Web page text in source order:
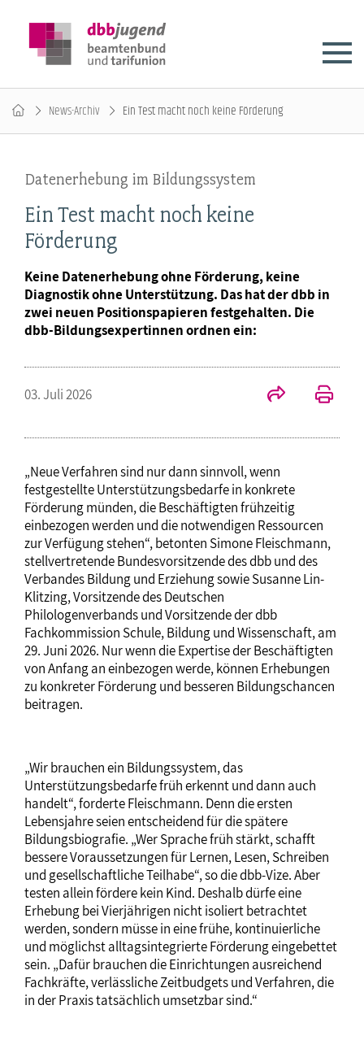
News-Archiv Ein Test macht noch keine Förderung
Datenerhebung im Bildungssystem
Ein Test macht noch keine
Förderung
Keine Datenerhebung ohne Förderung, keine
Diagnostik ohne Unterstützung. Das hat der dbb in
zwei neuen Positionspapieren festgehalten. Die
dbb-Bildungsexpertinnen ordnen ein:
03. Juli 2026
„Neue Verfahren sind nur dann sinnvoll, wenn
festgestellte Unterstützungsbedarfe in konkrete
Förderung münden, die Beschäftigten frühzeitig
einbezogen werden und die notwendigen Ressourcen
zur Verfügung stehen“, betonten Simone Fleischmann,
stellvertretende Bundesvorsitzende des dbb und des
Verbandes Bildung und Erziehung sowie Susanne Lin-
Klitzing, Vorsitzende des Deutschen
Philologenverbands und Vorsitzende der dbb
Fachkommission Schule, Bildung und Wissenschaft, am
29. Juni 2026. Nur wenn die Expertise der Beschäftigten
von Anfang an einbezogen werde, können Erhebungen
zu konkreter Förderung und besseren Bildungschancen
beitragen.
„Wir brauchen ein Bildungssystem, das
Unterstützungsbedarfe früh erkennt und dann auch
handelt“, forderte Fleischmann. Denn die ersten
Lebensjahre seien entscheidend für die spätere
Bildungsbiografie. „Wer Sprache früh stärkt, schafft
bessere Voraussetzungen für Lernen, Lesen, Schreiben
und gesellschaftliche Teilhabe“, so die dbb-Vize. Aber
testen allein fördere kein Kind. Deshalb dürfe eine
Erhebung bei Vierjährigen nicht isoliert betrachtet
werden, sondern müsse in eine frühe, kontinuierliche
und möglichst alltagsintegrierte Förderung eingebettet
sein. „Dafür brauchen die Einrichtungen ausreichend
Fachkräfte, verlässliche Zeitbudgets und Verfahren, die
in der Praxis tatsächlich umsetzbar sind.“